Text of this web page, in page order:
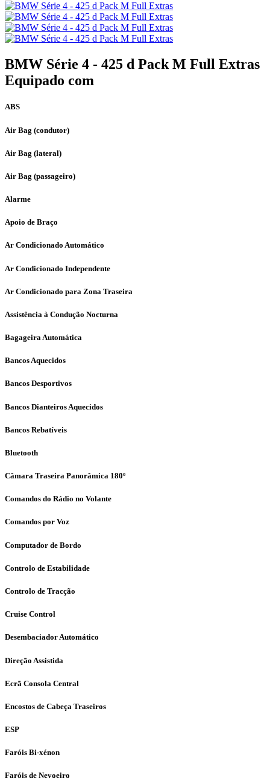
BMW Série 4 - 425 d Pack M Full Extras
Equipado com
ABS
Air Bag (condutor)
Air Bag (lateral)
Air Bag (passageiro)
Alarme
Apoio de Braço
Ar Condicionado Automático
Ar Condicionado Independente
Ar Condicionado para Zona Traseira
Assistência à Condução Nocturna
Bagageira Automática
Bancos Aquecidos
Bancos Desportivos
Bancos Dianteiros Aquecidos
Bancos Rebatíveis
Bluetooth
Câmara Traseira Panorâmica 180º
Comandos do Rádio no Volante
Comandos por Voz
Computador de Bordo
Controlo de Estabilidade
Controlo de Tracção
Cruise Control
Desembaciador Automático
Direção Assistida
Ecrã Consola Central
Encostos de Cabeça Traseiros
ESP
Faróis Bi-xénon
Faróis de Nevoeiro